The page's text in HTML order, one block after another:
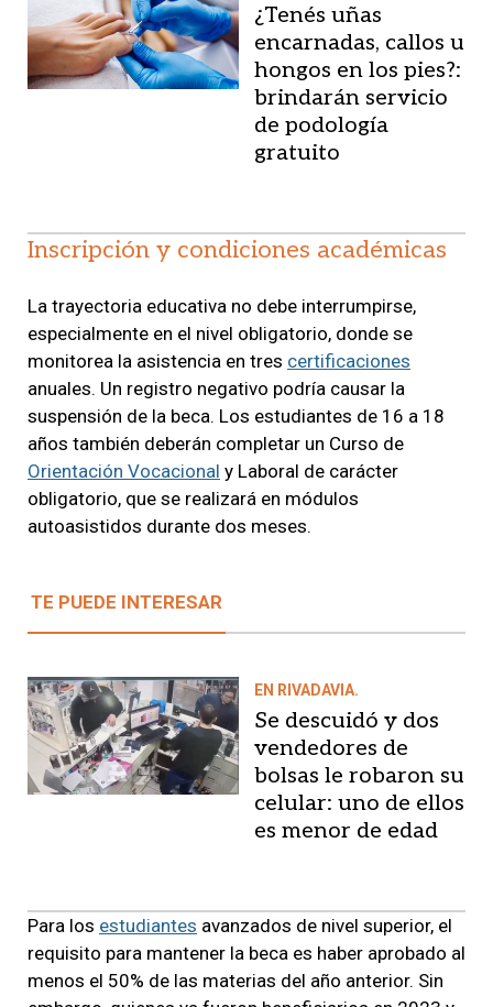
¿Tenés uñas
encarnadas, callos u
hongos en los pies?:
brindarán servicio
de podología
gratuito
Inscripción y condiciones académicas
La trayectoria educativa no debe interrumpirse,
especialmente en el nivel obligatorio, donde se
monitorea la asistencia en tres certificaciones
anuales. Un registro negativo podría causar la
suspensión de la beca. Los estudiantes de 16 a 18
años también deberán completar un Curso de
Orientación Vocacional y Laboral de carácter
obligatorio, que se realizará en módulos
autoasistidos durante dos meses.
TE PUEDE INTERESAR
EN RIVADAVIA.
Se descuidó y dos
vendedores de
bolsas le robaron su
celular: uno de ellos
es menor de edad
Para los estudiantes avanzados de nivel superior, el
requisito para mantener la beca es haber aprobado al
menos el 50% de las materias del año anterior. Sin